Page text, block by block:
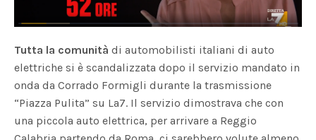
Tutta la comunità di automobilisti italiani di auto
elettriche si è scandalizzata dopo il servizio mandato in
onda da Corrado Formigli durante la trasmissione
“Piazza Pulita” su La7. Il servizio dimostrava che con
una piccola auto elettrica, per arrivare a Reggio